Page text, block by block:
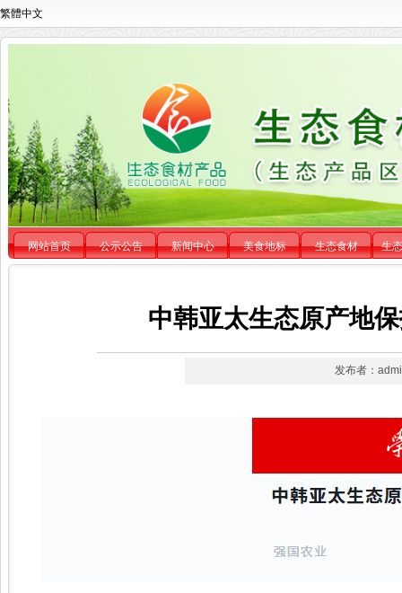
繁體中文
网站首页 公示公告 新闻中心 美食地标 生态食材 生
中韩亚太生态原产地
发布者：